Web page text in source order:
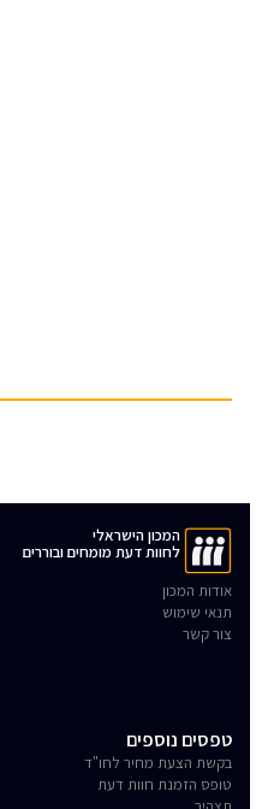
המכון הישראלי
לחוות דעת מומחים ובוררים
אודות המכון
תנאי שימוש
צור קשר
טפסים נוספים
בקשת הצעת מחיר לחו"ד
טופס הזמנת חוות דעת